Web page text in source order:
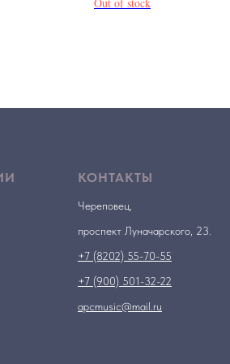
КОНТАКТЫ
Череповец,
проспект Луначарского, 23.
+7 (8202) 55-70-55
+7 (900) 501-32-22
apcmusic@mail.ru